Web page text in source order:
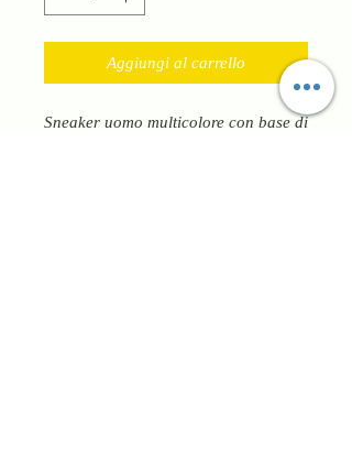
Aggiungi al carrello
Sneaker uomo multicolore con base di